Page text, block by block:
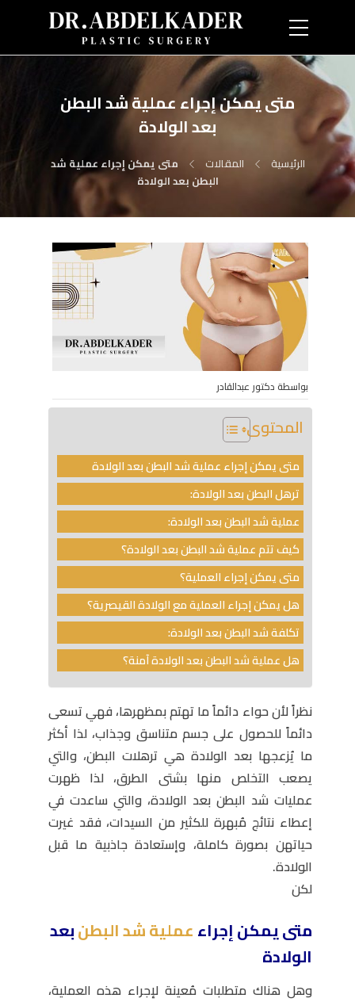
متى يمكن إجراء عملية شد البطن
بعد الولادة
الرئيسية المقالات
متى يمكن إجراء عملية شد
البطن بعد الولادة
بواسطة دكتور عبدالقادر
المحتوى
متى يمكن إجراء عملية شد البطن بعد الولادة
ترهل البطن بعد الولادة:
عملية شد البطن بعد الولادة:
كيف تتم عملية شد البطن بعد الولادة؟
متى يمكن إجراء العملية؟
هل يمكن إجراء العملية مع الولادة القيصرية؟
تكلفة شد البطن بعد الولادة:
هل عملية شد البطن بعد الولادة آمنة؟
نظراً لأن حواء دائماً ما تهتم بمظهرها، فهي تسعى
دائماً للحصول على جسم متناسق وجذاب، لذا أكثر
ما يُزعجها بعد الولادة هي ترهلات البطن، والتي
يصعب التخلص منها بشتى الطرق، لذا ظهرت
عمليات شد البطن بعد الولادة، والتي ساعدت في
إعطاء نتائج مُبهرة للكثير من السيدات، فقد غيرت
حياتهن بصورة كاملة، وإستعادة جاذبية ما قبل
الولادة.
لكن
متى يمكن إجراءعملية شد البطنبعد
الولادة
وهل هناك متطلبات مُعينة لإجراء هذه العملية،